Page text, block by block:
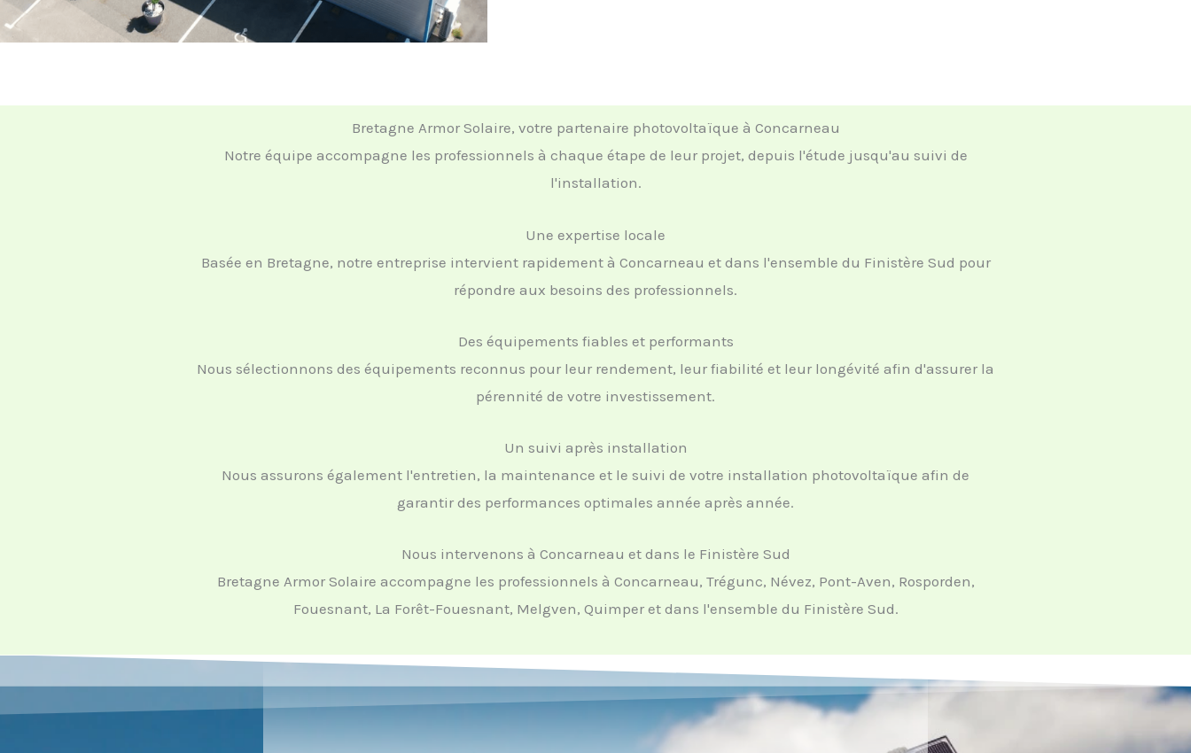
Bretagne Armor Solaire, votre partenaire photovoltaïque à Concarneau
Notre équipe accompagne les professionnels à chaque étape de leur projet, depuis l'étude jusqu'au suivi de
l'installation.
Une expertise locale
Basée en Bretagne, notre entreprise intervient rapidement à Concarneau et dans l'ensemble du Finistère Sud pour
répondre aux besoins des professionnels.
Des équipements fiables et performants
Nous sélectionnons des équipements reconnus pour leur rendement, leur fiabilité et leur longévité afin d'assurer la
pérennité de votre investissement.
Un suivi après installation
Nous assurons également l'entretien, la maintenance et le suivi de votre installation photovoltaïque afin de
garantir des performances optimales année après année.
Nous intervenons à Concarneau et dans le Finistère Sud
Bretagne Armor Solaire accompagne les professionnels à Concarneau, Trégunc, Névez, Pont-Aven, Rosporden,
Fouesnant, La Forêt-Fouesnant, Melgven, Quimper et dans l'ensemble du Finistère Sud.